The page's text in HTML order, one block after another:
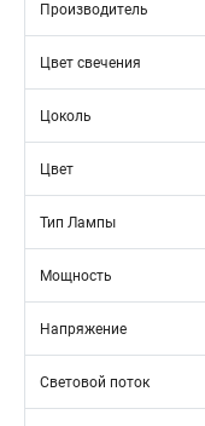
Производитель
Цвет свечения
Цоколь
Цвет
Тип Лампы
Мощность
Напряжение
Световой поток